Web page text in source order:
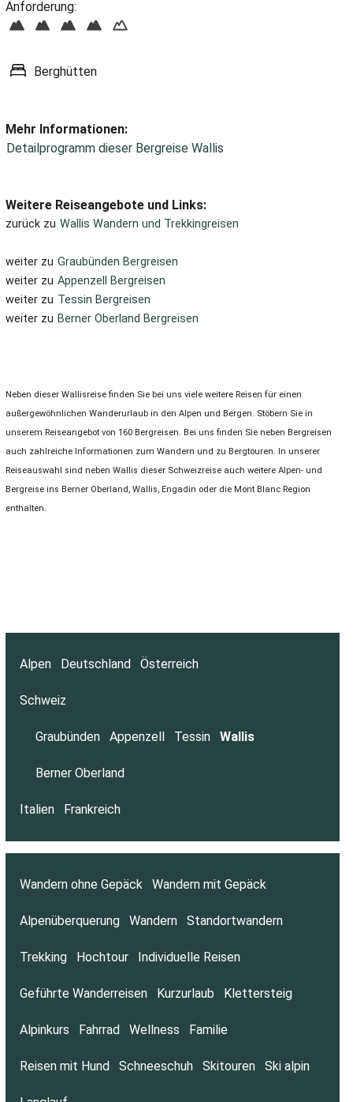
Anforderung:
Berghütten
Mehr Informationen:
Detailprogramm dieser Bergreise Wallis
Weitere Reiseangebote und Links:
zurück zu Wallis Wandern und Trekkingreisen
weiter zu Graubünden Bergreisen
weiter zu Appenzell Bergreisen
weiter zu Tessin Bergreisen
weiter zu Berner Oberland Bergreisen
Neben dieser Wallisreise finden Sie bei uns viele weitere Reisen für einen
außergewöhnlichen Wanderurlaub in den Alpen und Bergen. Stöbern Sie in
unserem Reiseangebot von 160 Bergreisen. Bei uns finden Sie neben Bergreisen
auch zahlreiche Informationen zum Wandern und zu Bergtouren. In unserer
Reiseauswahl sind neben Wallis dieser Schweizreise auch weitere Alpen- und
Bergreise ins Berner Oberland, Wallis, Engadin oder die Mont Blanc Region
enthalten.
Alpen Deutschland Österreich
Schweiz
Graubünden Appenzell Tessin Wallis
Berner Oberland
Italien Frankreich
Wandern ohne Gepäck Wandern mit Gepäck
Alpenüberquerung Wandern Standortwandern
Trekking Hochtour Individuelle Reisen
Geführte Wanderreisen Kurzurlaub Klettersteig
Alpinkurs Fahrrad Wellness Familie
Reisen mit Hund Schneeschuh Skitouren Ski alpin